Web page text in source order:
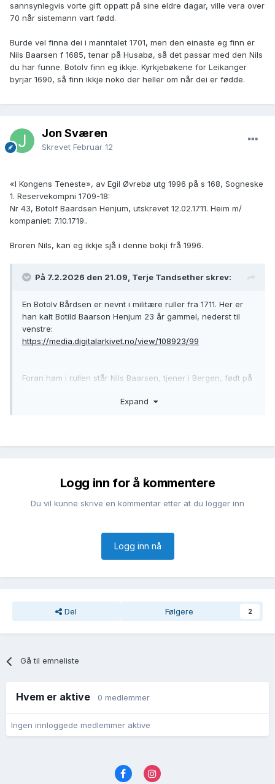
sannsynlegvis vorte gift oppatt på sine eldre dagar, ville vera over
70 når sistemann vart fødd.
Burde vel finna dei i manntalet 1701, men den einaste eg finn er
Nils Baarsen f 1685, tenar på Husabø, så det passar med den Nils
du har funne. Botolv finn eg ikkje. Kyrkjebøkene for Leikanger
byrjar 1690, så finn ikkje noko der heller om når dei er fødde.
Jon Sværen
Skrevet Februar 12
«I Kongens Teneste», av Egil Øvrebø utg 1996 på s 168, Sogneske
1. Reservekompni 1709-18:
Nr 43, Botolf Baardsen Henjum, utskrevet 12.02.1711. Heim m/
kompaniet: 7.10.1719..
Broren Nils, kan eg ikkje sjå i denne bokji frå 1996.
På 7.2.2026 den 21.09, Terje Tandsether skrev:
En Botolv Bårdsen er nevnt i militære ruller fra 1711. Her er
han kalt Botild Baarson Henjum 23 år gammel, nederst til
venstre:
https://media.digitalarkivet.no/view/108923/99
Foran ham i rullen står Nils Baarsen, tjener i Bergen, født på
Expand
Logg inn for å kommentere
Du vil kunne skrive en kommentar etter at du logger inn
Logg inn nå
Del Følgere 2
Gå til emneliste
Hvem er aktive 0 medlemmer
Ingen innloggede medlemmer aktive